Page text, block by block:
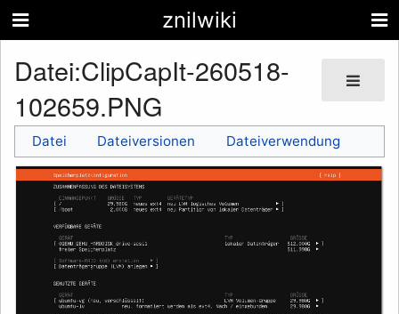
znilwiki
Datei:ClipCapIt-260518-
102659.PNG
Datei Dateiversionen Dateiverwendung